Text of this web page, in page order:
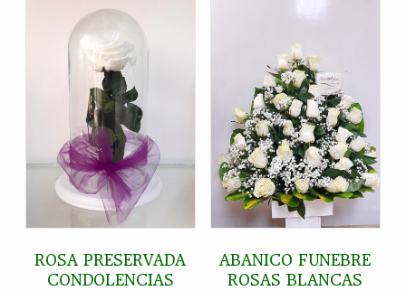
ROSA PRESERVADA
CONDOLENCIAS
ABANICO FUNEBRE
ROSAS BLANCAS